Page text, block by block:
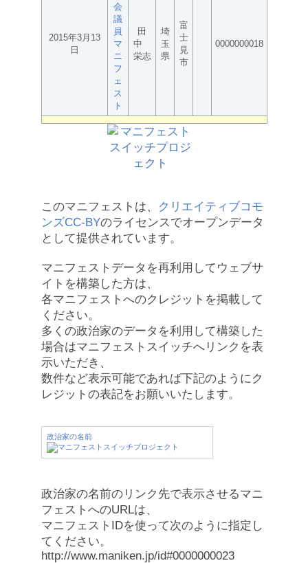
2015年3月13
日
会
議
員
マ
ニ
フ
ェ
ス
ト
田
中
栄志
埼
玉
県
富
士
見
市
0000000018
このマニフェストは、
クリエイティブコモ
ンズCC-BYのライセンスでオープンデータ
として提供されています。
マニフェストデータを再利用してウェブサ
イトを構築した方は、
各マニフェストへのクレジットを掲載して
ください。
多くの政治家のデータを利用して構築した
場合はマニフェストスイッチへリンクを表
示いただき、
数件など表示可能であれば下記のようにク
レジットの表記をお願いいたします。
政治家の名前
政治家の名前のリンク先で表示させるマニ
フェストへのURLは、
マニフェストIDを使って次のように指定し
てください。
http://www.maniken.jp/id#0000000023